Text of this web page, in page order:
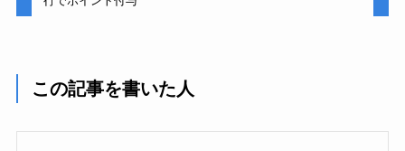
この記事を書いた人